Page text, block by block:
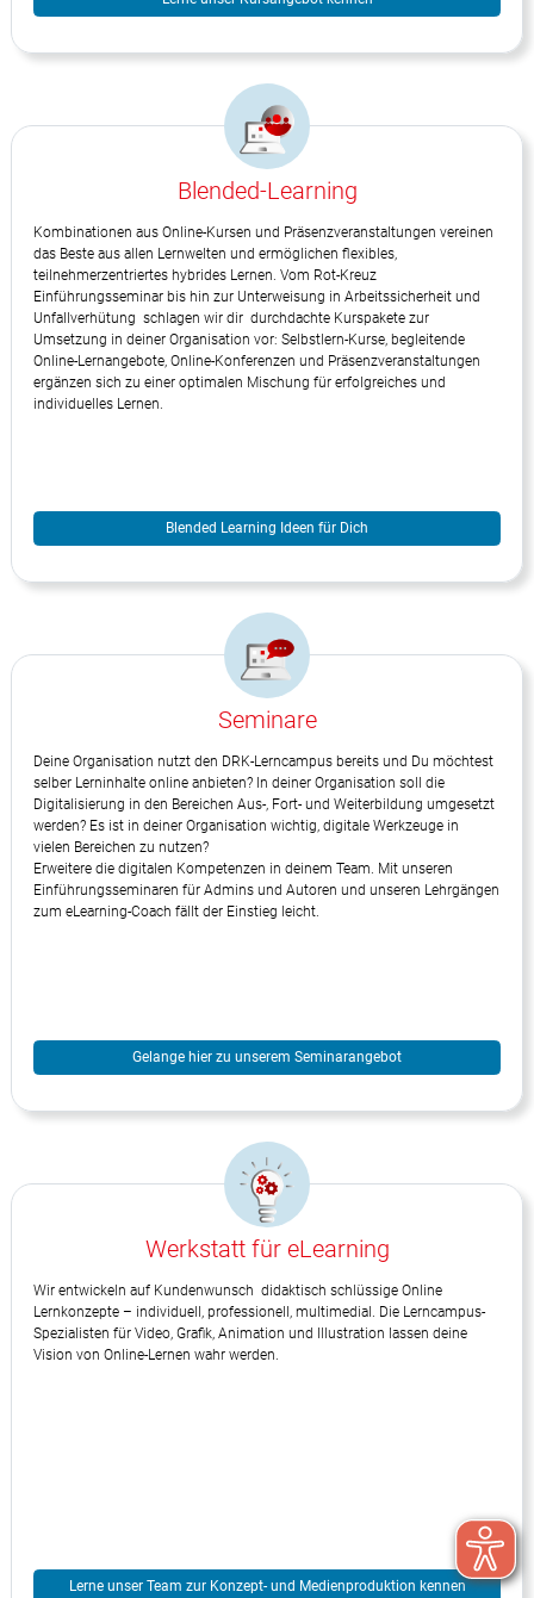
Blended-Learning
Kombinationen aus Online-Kursen und Präsenzveranstaltungen vereinen
das Beste aus allen Lernwelten und ermöglichen flexibles,
teilnehmerzentriertes hybrides Lernen. Vom Rot-Kreuz
Einführungsseminar bis hin zur Unterweisung in Arbeitssicherheit und
Unfallverhütung schlagen wir dir durchdachte Kurspakete zur
Umsetzung in deiner Organisation vor: Selbstlern-Kurse, begleitende
Online-Lernangebote, Online-Konferenzen und Präsenzveranstaltungen
ergänzen sich zu einer optimalen Mischung für erfolgreiches und
individuelles Lernen.
Blended Learning Ideen für Dich
Seminare
Deine Organisation nutzt den DRK-Lerncampus bereits und Du möchtest
selber Lerninhalte online anbieten? In deiner Organisation soll die
Digitalisierung in den Bereichen Aus-, Fort- und Weiterbildung umgesetzt
werden? Es ist in deiner Organisation wichtig, digitale Werkzeuge in
vielen Bereichen zu nutzen?
Erweitere die digitalen Kompetenzen in deinem Team. Mit unseren
Einführungsseminaren für Admins und Autoren und unseren Lehrgängen
zum eLearning-Coach fällt der Einstieg leicht.
Gelange hier zu unserem Seminarangebot
Werkstatt für eLearning
Wir entwickeln auf Kundenwunsch didaktisch schlüssige Online
Lernkonzepte – individuell, professionell, multimedial. Die Lerncampus-
Spezialisten für Video, Grafik, Animation und Illustration lassen deine
Vision von Online-Lernen wahr werden.
Lerne unser Team zur Konzept- und Medienproduktion kennen